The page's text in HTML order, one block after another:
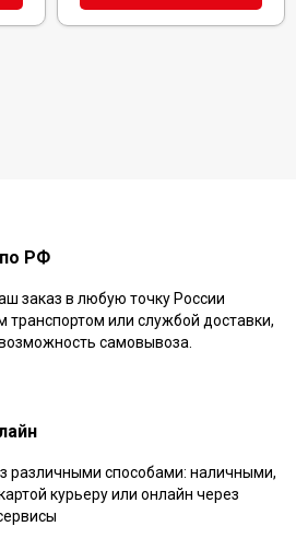
РФ
заказ в любую точку России
транспортом или службой доставки,
самовывоза.
различными способами: наличными,
курьеру или онлайн через